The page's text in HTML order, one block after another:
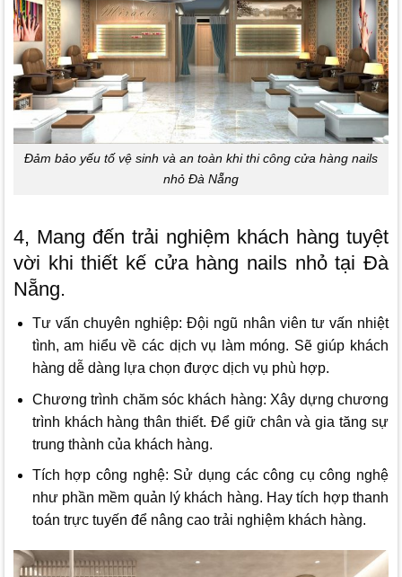
Đảm bảo yếu tố vệ sinh và an toàn khi thi công cửa hàng nails
nhỏ Đà Nẵng
4, Mang đến trải nghiệm khách hàng tuyệt
vời khi thiết kế cửa hàng nails nhỏ tại Đà
Nẵng.
Tư vấn chuyên nghiệp: Đội ngũ nhân viên tư vấn nhiệt
tình, am hiểu về các dịch vụ làm móng. Sẽ giúp khách
hàng dễ dàng lựa chọn được dịch vụ phù hợp.
Chương trình chăm sóc khách hàng: Xây dựng chương
trình khách hàng thân thiết. Để giữ chân và gia tăng sự
trung thành của khách hàng.
Tích hợp công nghệ: Sử dụng các công cụ công nghệ
như phần mềm quản lý khách hàng. Hay tích hợp thanh
toán trực tuyến để nâng cao trải nghiệm khách hàng.